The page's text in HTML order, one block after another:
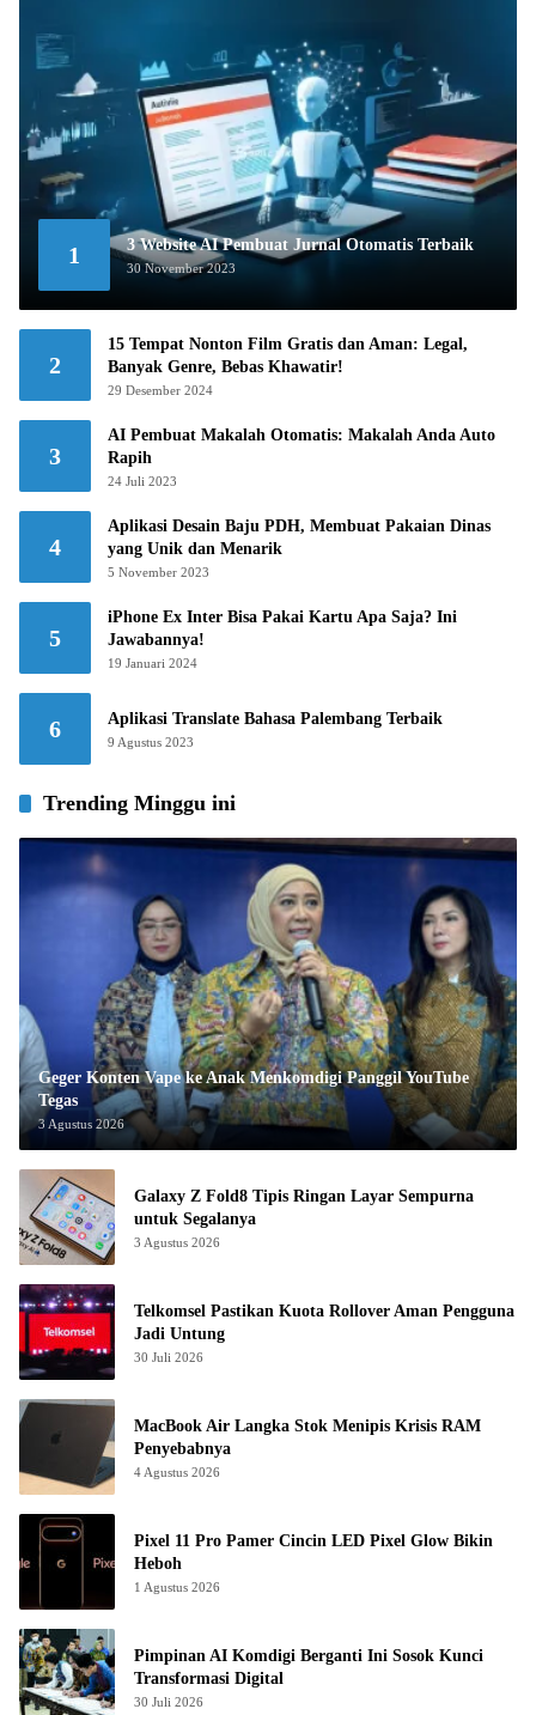
1 3 Website AI Pembuat Jurnal Otomatis Terbaik
30 November 2023
2
15 Tempat Nonton Film Gratis dan Aman: Legal,
Banyak Genre, Bebas Khawatir!
29 Desember 2024
3
AI Pembuat Makalah Otomatis: Makalah Anda Auto
Rapih
24 Juli 2023
4
Aplikasi Desain Baju PDH, Membuat Pakaian Dinas
yang Unik dan Menarik
5 November 2023
5
iPhone Ex Inter Bisa Pakai Kartu Apa Saja? Ini
Jawabannya!
19 Januari 2024
6 Aplikasi Translate Bahasa Palembang Terbaik
9 Agustus 2023
Trending Minggu ini
Geger Konten Vape ke Anak Menkomdigi Panggil YouTube
Tegas
3 Agustus 2026
Galaxy Z Fold8 Tipis Ringan Layar Sempurna
untuk Segalanya
3 Agustus 2026
Telkomsel Pastikan Kuota Rollover Aman Pengguna
Jadi Untung
30 Juli 2026
MacBook Air Langka Stok Menipis Krisis RAM
Penyebabnya
4 Agustus 2026
Pixel 11 Pro Pamer Cincin LED Pixel Glow Bikin
Heboh
1 Agustus 2026
Pimpinan AI Komdigi Berganti Ini Sosok Kunci
Transformasi Digital
30 Juli 2026